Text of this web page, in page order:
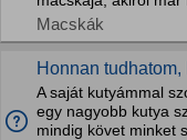
Macskák
Honnan
A saját kutyámmal
egy nagyobb kutya
mindig követ minket